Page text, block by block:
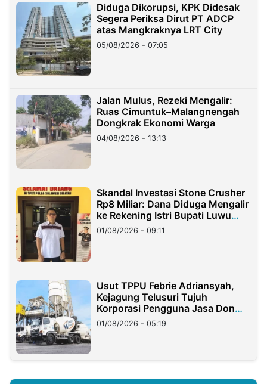
Diduga Dikorupsi, KPK Didesak
Segera Periksa Dirut PT ADCP
atas Mangkraknya LRT City
05/08/2026 - 07:05
Jalan Mulus, Rezeki Mengalir:
Ruas Cimuntuk–Malangnengah
Dongkrak Ekonomi Warga
04/08/2026 - 13:13
Skandal Investasi Stone Crusher
Rp8 Miliar: Dana Diduga Mengalir
ke Rekening Istri Bupati Luwu
Timur
01/08/2026 - 09:11
Usut TPPU Febrie Adriansyah,
Kejagung Telusuri Tujuh
Korporasi Pengguna Jasa Don
Ritto
01/08/2026 - 05:19